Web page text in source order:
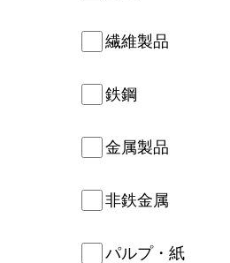
繊維製品
鉄鋼
金属製品
非鉄金属
パルプ・紙